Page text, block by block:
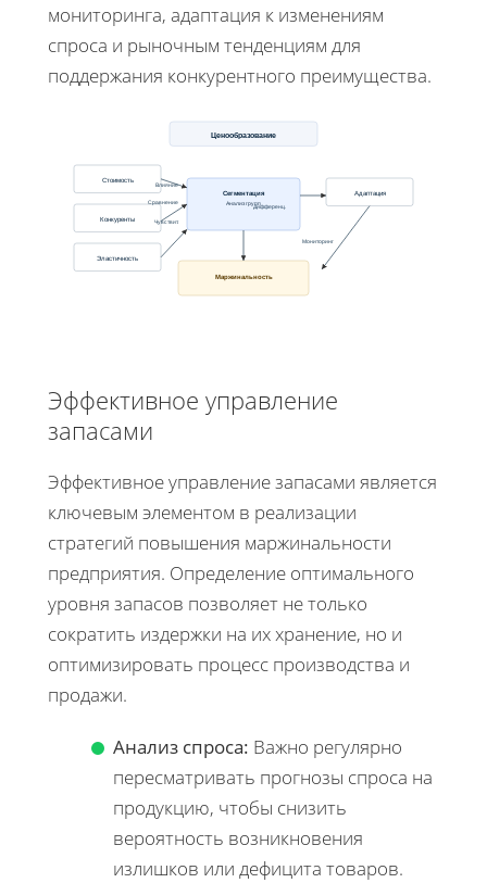
мониторинга, адаптация к изменениям
спроса и рыночным тенденциям для
поддержания конкурентного преимущества.
Ценообразование
Стоимость
Конкуренты
Эластичность
Сегментация
Анализ групп
Адаптация
Маржинальность
Влияние
Сравнение
Чувствит.
Дифференц.
Мониторинг
Эффективное управление
запасами
Эффективное управление запасами является
ключевым элементом в реализации
стратегий повышения маржинальности
предприятия. Определение оптимального
уровня запасов позволяет не только
сократить издержки на их хранение, но и
оптимизировать процесс производства и
продажи.
Анализ спроса: Важно регулярно
пересматривать прогнозы спроса на
продукцию, чтобы снизить
вероятность возникновения
излишков или дефицита товаров.